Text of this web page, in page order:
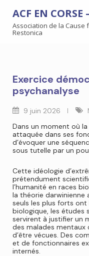
ACF EN CORSE
Association de la Cause
Restonica
Exercice
psychanalyse
9 juin 2026
Dans un moment où
attaquée dans ses
d’évoquer une
sous tutelle par un
Cette idéologie
prétendument
l’humanité en races
la théorie darwinienne
seuls les plus forts ont
biologique, les études
servirent à justifier un
des malades mentaux
d’être vécues. Des
et de fonctionnaires
internés.